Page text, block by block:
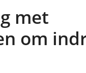
met
om